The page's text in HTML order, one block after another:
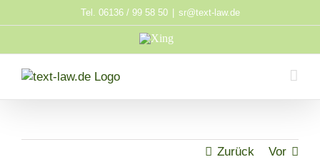
Inhalt
Tel. 06136 / 99 58 50 sr@text-law.de
Xing
Zurück Vor